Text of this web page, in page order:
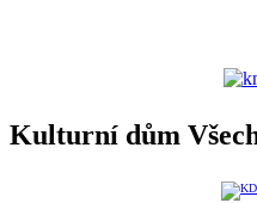
Kulturní dům